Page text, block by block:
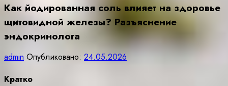
Как йодированная соль влияет на здоровье
щитовидной железы? Разъяснение
эндокринолога
admin Опубликовано: 24.05.2026
Кратко